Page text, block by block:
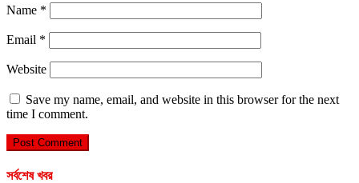
Name *
Email *
Website
Save my name, email, and website in this browser for the next
time I comment.
সর্বশেষ খবর